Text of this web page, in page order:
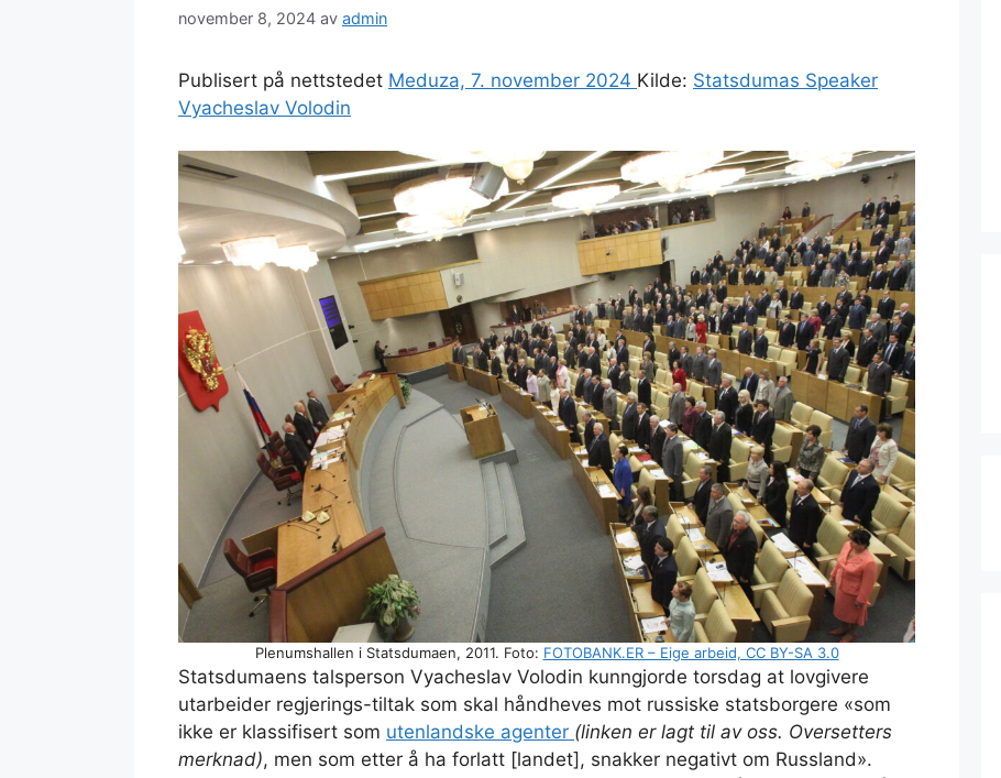
november 8, 2024 av admin
Publisert på nettstedet Meduza, 7. november 2024 Kilde: Statsdumas Speaker
Vyacheslav Volodin
Plenumshallen i Statsdumaen, 2011. Foto: FOTOBANK.ER – Eige arbeid, CC BY-SA 3.0
Statsdumaens talsperson Vyacheslav Volodin kunngjorde torsdag at lovgivere
utarbeider regjerings-tiltak som skal håndheves mot russiske statsborgere «som
ikke er klassifisert som utenlandske agenter (linken er lagt til av oss. Oversetters
merknad), men som etter å ha forlatt [landet], snakker negativt om Russland».